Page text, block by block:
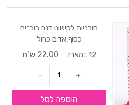
סוכריות לקישוט דגם כוכבים
כסוף,אדום כחול
12 במארז
22.00 ש"ח
הוספה לסל